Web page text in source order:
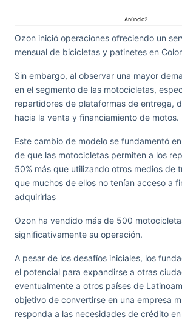
Anúncio2
Ozon inició operaciones ofreciendo un
mensual de bicicletas y patinetes en
Sin embargo, al observar una mayor
en el segmento de las motocicletas,
repartidores de plataformas de entrega,
hacia la venta y financiamiento de motos.
Este cambio de modelo se fundamentó
de que las motocicletas permiten a los
50% más que utilizando otros medios de
que muchos de ellos no tenían acceso a
adquirirlas
Ozon ha vendido más de 500
significativamente su operación.
A pesar de los desafíos iniciales, los
el potencial para expandirse a otras
eventualmente a otros países de
objetivo de convertirse en una empresa
responda a las necesidades de crédito